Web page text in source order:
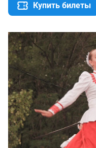
Купить билеты